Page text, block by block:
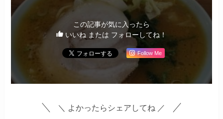
この記事が気に入ったら
いいね または フォローしてね！
Follow Me
＼ よかったらシェアしてね ／